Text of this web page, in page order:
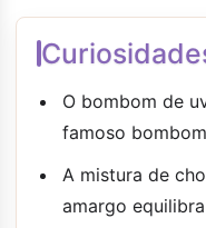
O bombom de
famoso
A mistura de
amargo